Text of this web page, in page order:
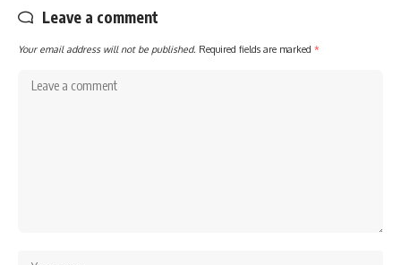
Leave a comment
Your email address will not be published. Required fields are marked *